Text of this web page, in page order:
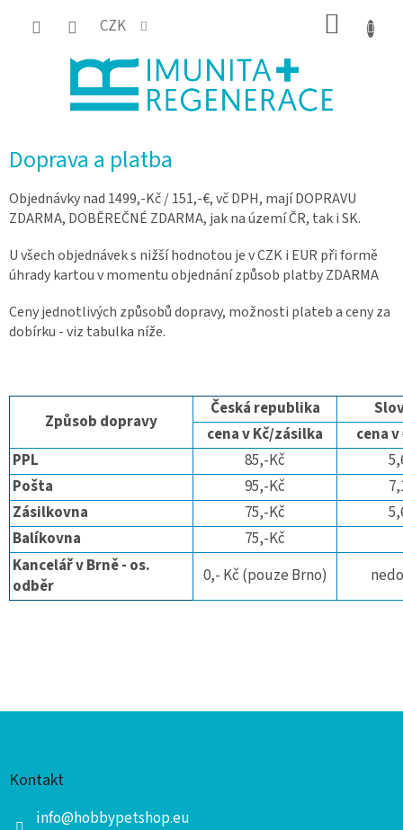
CZK
Doprava a platba
Objednávky nad 1499,-Kč / 151,-€, vč DPH, mají DOPRAVU
ZDARMA, DOBĚREČNÉ ZDARMA, jak na území ČR, tak i SK.
U všech objednávek s nižší hodnotou je v CZK i EUR při formě
úhrady kartou v momentu objednání způsob platby ZDARMA
Ceny jednotlivých způsobů dopravy, možnosti plateb a ceny za
dobírku - viz tabulka níže.
Způsob dopravy
Česká republika
cena v Kč/zásilka
cena
PPL
85,-Kč
Pošta
95,-Kč
Zásilkovna
75,-Kč
Balíkovna
75,-Kč
Kancelář v Brně - os.
odběr
0,- Kč (pouze Brno)
Z
pKontakt
info@hobbypetshop.eu